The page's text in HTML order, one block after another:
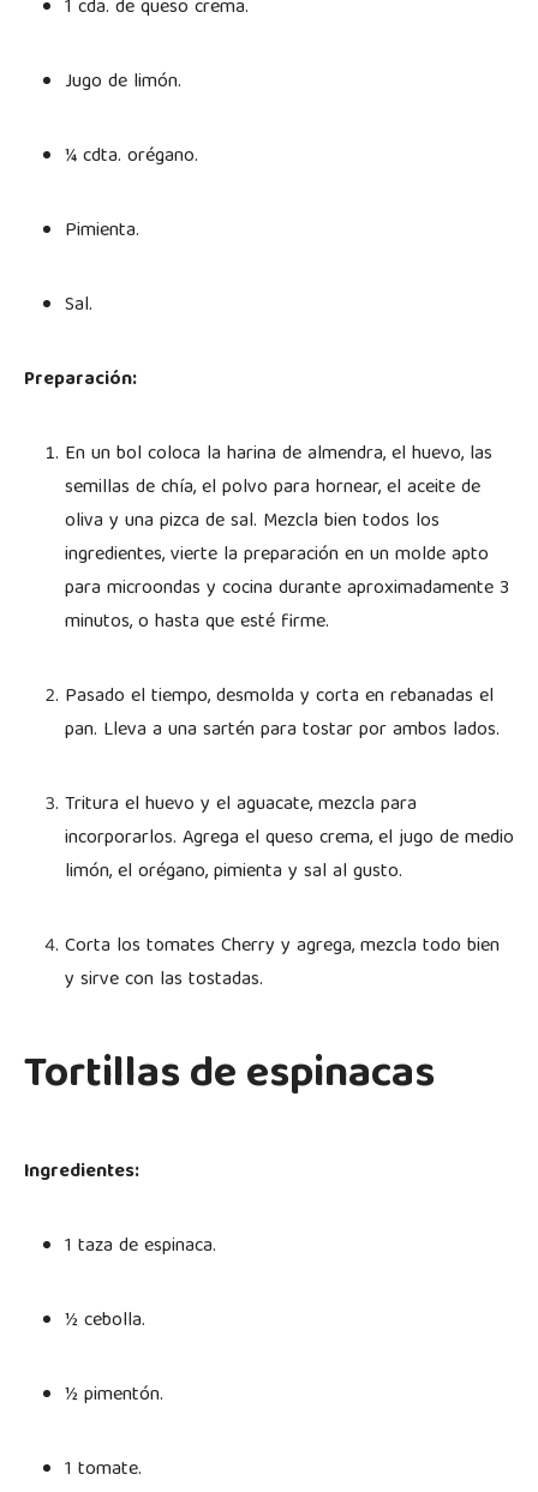
1 cda. de queso crema.
Jugo de limón.
¼ cdta. orégano.
Pimienta.
Sal.
Preparación:
En un bol coloca la harina de almendra, el huevo, las
semillas de chía, el polvo para hornear, el aceite de
oliva y una pizca de sal. Mezcla bien todos los
ingredientes, vierte la preparación en un molde apto
para microondas y cocina durante aproximadamente 3
minutos, o hasta que esté firme.
Pasado el tiempo, desmolda y corta en rebanadas el
pan. Lleva a una sartén para tostar por ambos lados.
Tritura el huevo y el aguacate, mezcla para
incorporarlos. Agrega el queso crema, el jugo de medio
limón, el orégano, pimienta y sal al gusto.
Corta los tomates Cherry y agrega, mezcla todo bien
y sirve con las tostadas.
Tortillas de espinacas
Ingredientes:
1 taza de espinaca.
½ cebolla.
½ pimentón.
1 tomate.